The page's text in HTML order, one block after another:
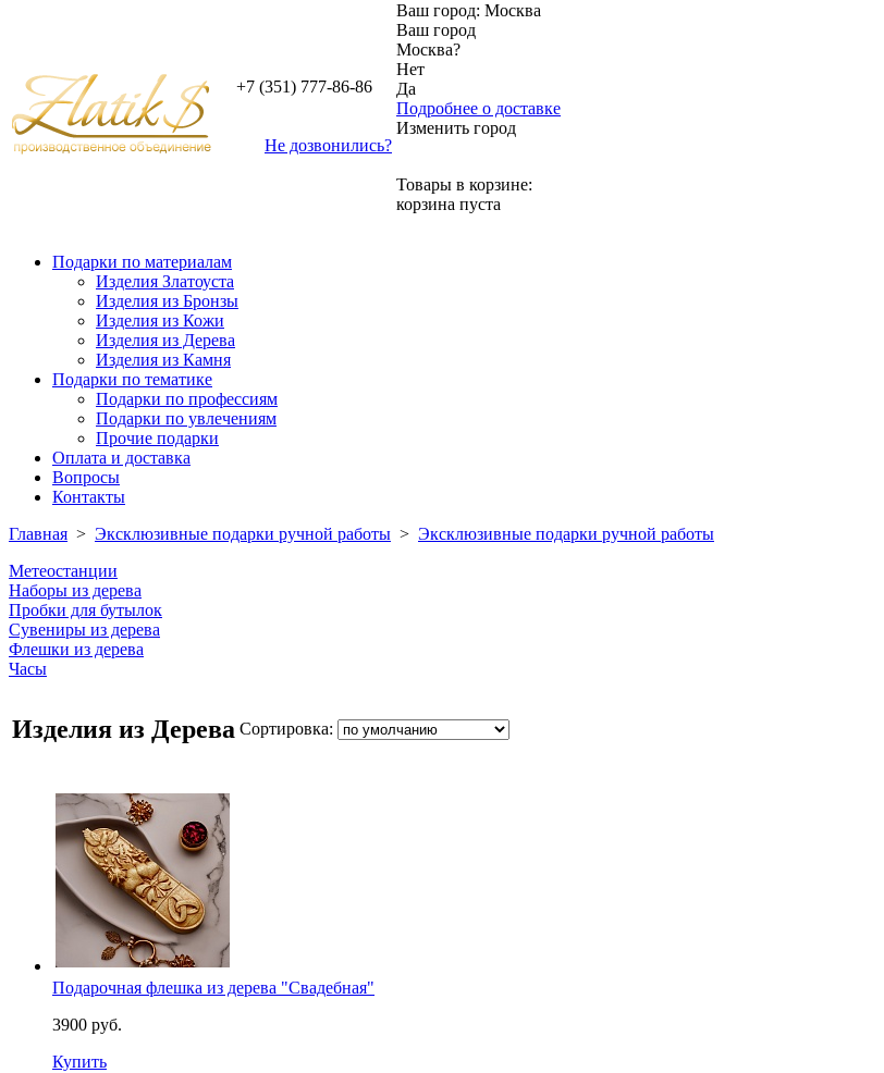
+7 (351) 777-86-86
Не дозвонились?
Ваш город: Москва
Ваш город
Москва?
Нет
Да
Подробнее о доставке
Изменить город
Товары в корзине:
корзина пуста
Подарки по материалам
Изделия Златоуста
Изделия из Бронзы
Изделия из Кожи
Изделия из Дерева
Изделия из Камня
Подарки по тематике
Подарки по профессиям
Подарки по увлечениям
Прочие подарки
Оплата и доставка
Вопросы
Контакты
Главная > Эксклюзивные подарки ручной работы > Эксклюзивные подарки ручной работы
Метеостанции
Наборы из дерева
Пробки для бутылок
Сувениры из дерева
Флешки из дерева
Часы
Изделия из Дерева Сортировка:
Подарочная флешка из дерева "Свадебная"
3900 руб.
Купить